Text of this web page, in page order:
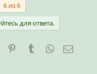
6 из 6
для ответа.
PinterestTumblrWhatsApp